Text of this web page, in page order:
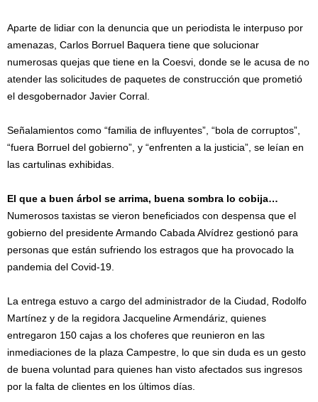
Aparte de lidiar con la denuncia que un periodista le interpuso por
amenazas, Carlos Borruel Baquera tiene que solucionar
numerosas quejas que tiene en la Coesvi, donde se le acusa de no
atender las solicitudes de paquetes de construcción que prometió
el desgobernador Javier Corral.
Señalamientos como “familia de influyentes”, “bola de corruptos”,
“fuera Borruel del gobierno”, y “enfrenten a la justicia”, se leían en
las cartulinas exhibidas.
El que a buen árbol se arrima, buena sombra lo cobija…
Numerosos taxistas se vieron beneficiados con despensa que el
gobierno del presidente Armando Cabada Alvídrez gestionó para
personas que están sufriendo los estragos que ha provocado la
pandemia del Covid-19.
La entrega estuvo a cargo del administrador de la Ciudad, Rodolfo
Martínez y de la regidora Jacqueline Armendáriz, quienes
entregaron 150 cajas a los choferes que reunieron en las
inmediaciones de la plaza Campestre, lo que sin duda es un gesto
de buena voluntad para quienes han visto afectados sus ingresos
por la falta de clientes en los últimos días.